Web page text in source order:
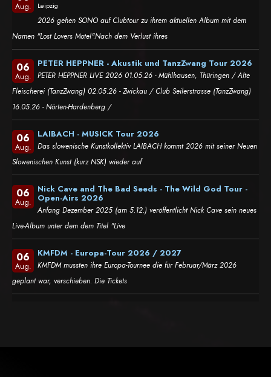
Aug. Leipzig
2026 gehen SONO auf Clubtour zu ihrem aktuellen Album mit dem
Namen "Lost Lovers Motel".Nach dem Verlust ihres
06
Aug.
PETER HEPPNER - Akustik und TanzZwang Tour 2026
PETER HEPPNER LIVE 2026 01.05.26 - Mühlhausen, Thüringen / Alte
Fleischerei (TanzZwang) 02.05.26 - Zwickau / Club Seilerstrasse (TanzZwang)
16.05.26 - Nörten-Hardenberg /
06
Aug.
LAIBACH - MUSICK Tour 2026
Das slowenische Kunstkollektiv LAIBACH kommt 2026 mit seiner Neuen
Slowenischen Kunst (kurz NSK) wieder auf
06
Aug.
Nick Cave and The Bad Seeds - The Wild God Tour -
Open-Airs 2026
Anfang Dezember 2025 (am 5.12.) veröffentlicht Nick Cave sein neues
Live-Album unter dem dem Titel "Live
06
Aug.
KMFDM - Europa-Tour 2026 / 2027
KMFDM mussten ihre Europa-Tournee die für Februar/März 2026
geplant war, verschieben. Die Tickets